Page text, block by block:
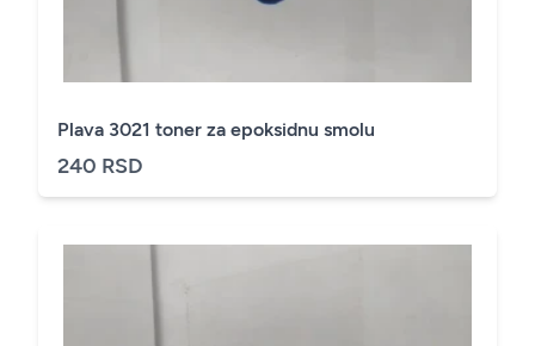
Plava 3021 toner za epoksidnu smolu
240 RSD